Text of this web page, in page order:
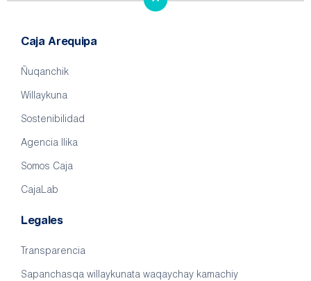
Caja Arequipa
Ñuqanchik
Willaykuna
Sostenibilidad
Agencia llika
Somos Caja
CajaLab
Legales
Transparencia
Sapanchasqa willaykunata waqaychay kamachiy